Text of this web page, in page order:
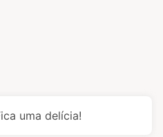
uma delícia!